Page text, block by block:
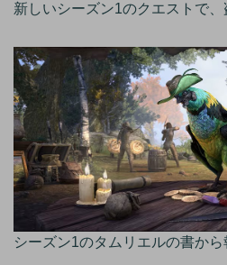
新しいシーズン1のクエストで
シーズン1のタムリエルの書か